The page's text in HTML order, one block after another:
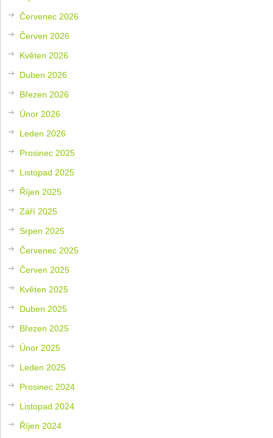
Červenec 2026
Červen 2026
Květen 2026
Duben 2026
Březen 2026
Únor 2026
Leden 2026
Prosinec 2025
Listopad 2025
Říjen 2025
Září 2025
Srpen 2025
Červenec 2025
Červen 2025
Květen 2025
Duben 2025
Březen 2025
Únor 2025
Leden 2025
Prosinec 2024
Listopad 2024
Říjen 2024